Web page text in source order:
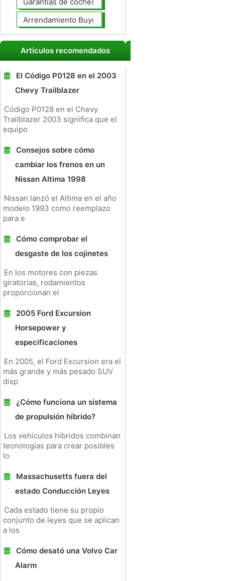
Arrendamiento Buyout
Artículos recomendados
El Código P0128 en el 2003
Chevy Trailblazer
Código P0128 en el Chevy
Trailblazer 2003 significa que el
equipo
Consejos sobre cómo
cambiar los frenos en un
Nissan Altima 1998
Nissan lanzó el Altima en el año
modelo 1993 como reemplazo
para e
Cómo comprobar el
desgaste de los cojinetes
En los motores con piezas
giratorias, rodamientos
proporcionan el
2005 Ford Excursion
Horsepower y
especificaciones
En 2005, el Ford Excursion era el
más grande y más pesado SUV
disp
¿Cómo funciona un sistema
de propulsión híbrido?
Los vehículos híbridos combinan
tecnologías para crear posibles
lo
Massachusetts fuera del
estado Conducción Leyes
Cada estado tiene su propio
conjunto de leyes que se aplican
a los
Cómo desató una Volvo Car
Alarm